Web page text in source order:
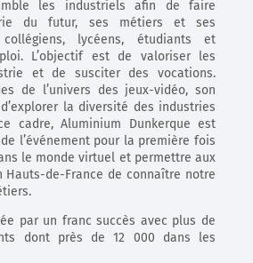
les industriels afin de faire
du futur, ses métiers et ses
lycéens, étudiants et
L’objectif est de valoriser les
et de susciter des vocations.
de l’univers des jeux-vidéo, son
la diversité des industries
cadre, Aluminium Dunkerque est
l’événement pour la première fois
le monde virtuel et permettre aux
Hauts-de-France de connaître notre
par un franc succès avec plus de
dont près de 12 000 dans les